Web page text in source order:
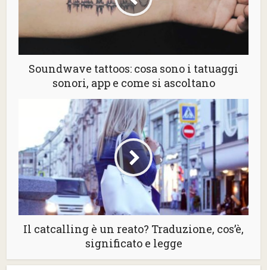
Soundwave tattoos: cosa sono i tatuaggi
sonori, app e come si ascoltano
Il catcalling è un reato? Traduzione, cos’è,
significato e legge